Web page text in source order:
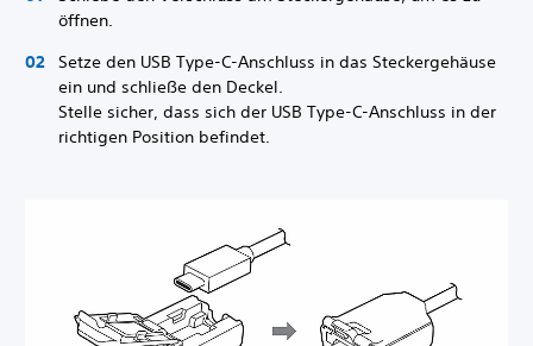
öffnen.
Setze den USB Type-C-Anschluss in das Steckergehäuse
ein und schließe den Deckel.
Stelle sicher, dass sich der USB Type-C-Anschluss in der
richtigen Position befindet.